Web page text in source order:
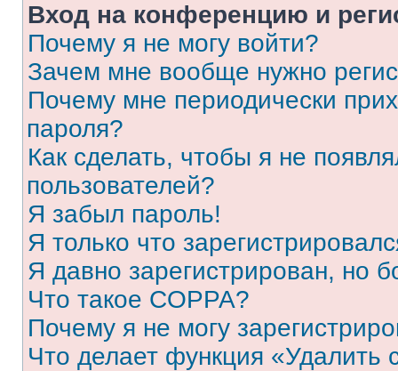
Вход на конференцию и
Почему я не могу войти?
Зачем мне вообще нужно
Почему мне периодически
пароля?
Как сделать, чтобы я не
пользователей?
Я забыл пароль!
Я только что
Я давно зарегистрирован, но
Что такое COPPA?
Почему я не могу
Что делает функция «Удалить